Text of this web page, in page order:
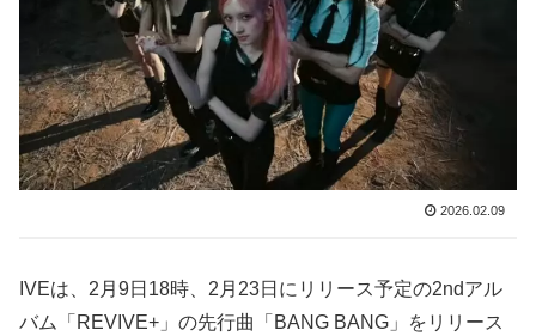
2026.02.09
IVEは、2月9日18時、2月23日にリリース予定の2ndアル
バム「REVIVE+」の先行曲「BANG BANG」をリリース